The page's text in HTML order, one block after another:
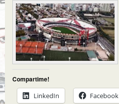
Compartime!
LinkedIn
Facebook